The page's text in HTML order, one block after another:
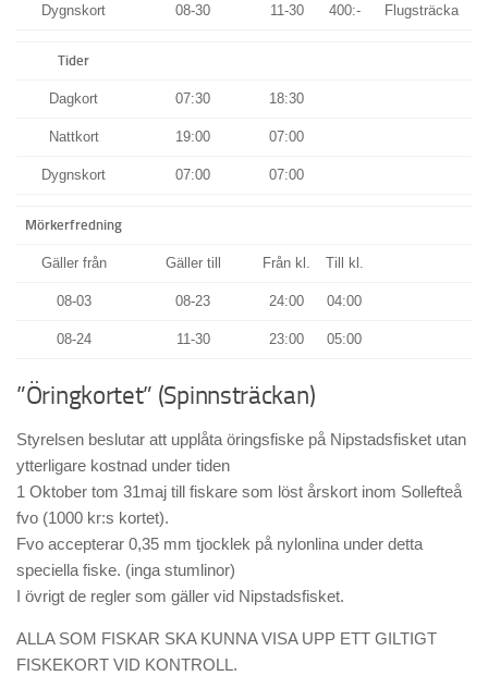
Dygnskort 08-30 11-30 400:- Flugsträcka
Tider
Dagkort 07:30 18:30
Nattkort 19:00 07:00
Dygnskort 07:00 07:00
Mörkerfredning
Gäller från Gäller till Från kl. Till kl.
08-03 08-23 24:00 04:00
08-24 11-30 23:00 05:00
”Öringkortet” (Spinnsträckan)
Styrelsen beslutar att upplåta öringsfiske på Nipstadsfisket utan
ytterligare kostnad under tiden
1 Oktober tom 31maj till fiskare som löst årskort inom Sollefteå
fvo (1000 kr:s kortet).
Fvo accepterar 0,35 mm tjocklek på nylonlina under detta
speciella fiske. (inga stumlinor)
I övrigt de regler som gäller vid Nipstadsfisket.
ALLA SOM FISKAR SKA KUNNA VISA UPP ETT GILTIGT
FISKEKORT VID KONTROLL.